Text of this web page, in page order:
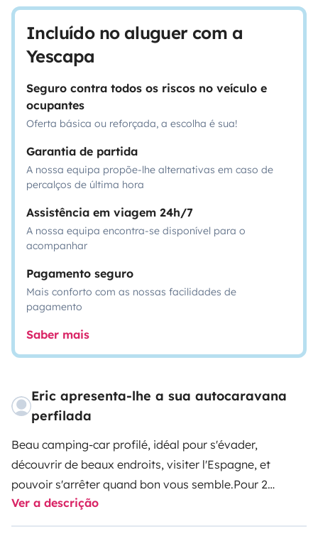
Incluído no aluguer com a
Yescapa
Seguro contra todos os riscos no veículo e
ocupantes
Oferta básica ou reforçada, a escolha é sua!
Garantia de partida
A nossa equipa propõe-lhe alternativas em caso de
percalços de última hora
Assistência em viagem 24h/7
A nossa equipa encontra-se disponível para o
acompanhar
Pagamento seguro
Mais conforto com as nossas facilidades de
pagamento
Saber mais
Eric apresenta-lhe a sua autocaravana
perfilada
Beau camping-car profilé, idéal pour s'évader,
découvrir de beaux endroits, visiter l'Espagne, et
pouvoir s'arrêter quand bon vous semble.Pour 2
personnes, à 3 maximum
Ver a descrição